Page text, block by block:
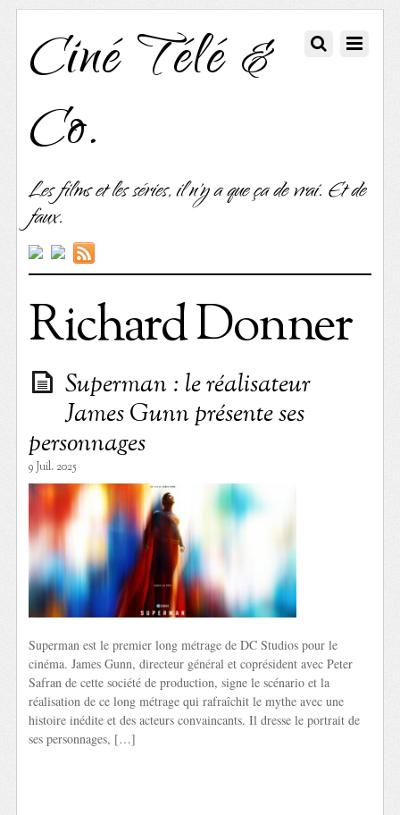
Ciné Télé &
Co.
Les films et les séries, il n'y a que ça de vrai. Et de
faux.
Richard Donner
Superman : le réalisateur
James Gunn présente ses
personnages
9 Juil. 2025
Superman est le premier long métrage de DC Studios pour le
cinéma. James Gunn, directeur général et coprésident avec Peter
Safran de cette société de production, signe le scénario et la
réalisation de ce long métrage qui rafraîchit le mythe avec une
histoire inédite et des acteurs convaincants. Il dresse le portrait de
ses personnages, […]